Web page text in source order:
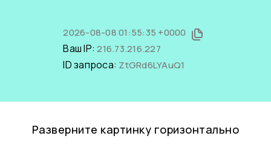
2026-08-08 01:55:35 +0000
Ваш IP:216.73.216.227
ID запроса: ZtGRd6LYAuQ1
Разверните картинку горизонтально